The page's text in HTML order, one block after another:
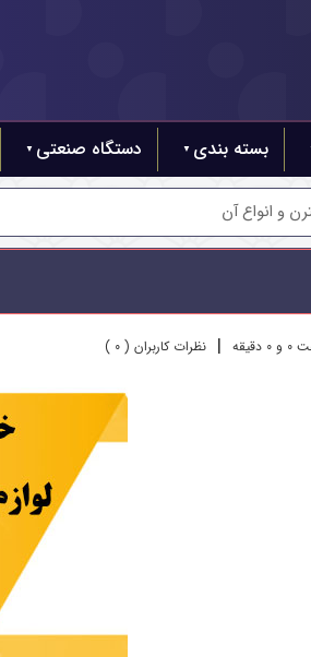
بسته بندی دستگاه صنعتی
و انواع آن
| نظرات کاربران ( 0 )